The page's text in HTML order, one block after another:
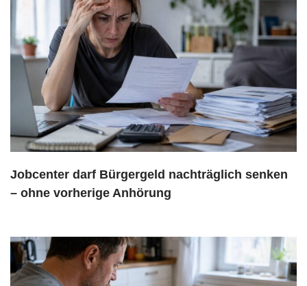
Jobcenter darf Bürgergeld nachträglich senken
– ohne vorherige Anhörung